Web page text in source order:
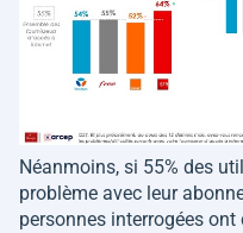
Néanmoins, si 55% des
problème avec leur
personnes interrogées